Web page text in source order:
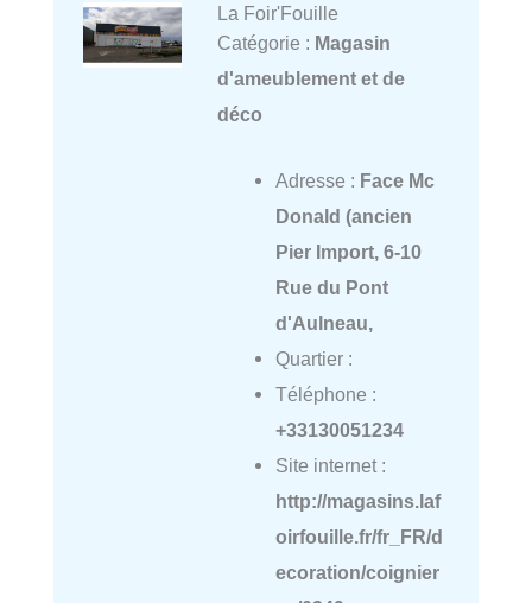
La Foir'Fouille
Catégorie : Magasin
d'ameublement et de
déco
Adresse : Face Mc
Donald (ancien
Pier Import, 6-10
Rue du Pont
d'Aulneau,
Quartier :
Téléphone :
+33130051234
Site internet :
http://magasins.laf
oirfouille.fr/fr_FR/d
ecoration/coignier